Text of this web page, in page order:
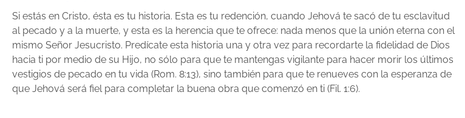
RSS FEED
LINK
EMBED
Si estás en Cristo, ésta es tu historia. Esta es tu redención, cuando Jehová te sacó de tu esclavitud
al pecado y a la muerte, y esta es la herencia que te ofrece: nada menos que la unión eterna con el
mismo Señor Jesucristo. Predícate esta historia una y otra vez para recordarte la fidelidad de Dios
hacia ti por medio de su Hijo, no sólo para que te mantengas vigilante para hacer morir los últimos
vestigios de pecado en tu vida (Rom. 8:13), sino también para que te renueves con la esperanza de
que Jehová será fiel para completar la buena obra que comenzó en ti (Fil. 1:6).